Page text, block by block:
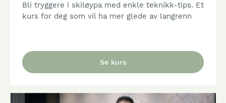
Bli tryggere i skiløypa med enkle teknikk-tips. Et
kurs for deg som vil ha mer glede av langrenn
Se kurs